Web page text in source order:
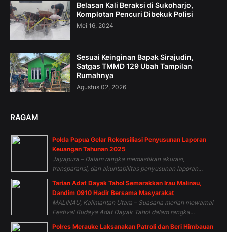
Belasan Kali Beraksi di Sukoharjo,
Komplotan Pencuri Dibekuk Polisi
Mei 16, 2024
Sesuai Keinginan Bapak Sirajudin,
Satgas TMMD 129 Ubah Tampilan
Rumahnya
Agustus 02, 2026
RAGAM
Polda Papua Gelar Rekonsiliasi Penyusunan Laporan
Keuangan Tahunan 2025
Jayapura – Dalam rangka memastikan akurasi,
transparansi, dan akuntabilitas penyusunan laporan...
Tarian Adat Dayak Tahol Semarakkan Irau Malinau,
Dandim 0910 Hadir Bersama Masyarakat
MALINAU, Kalimantan Utara – Suasana meriah mewarnai
Festival Budaya Adat Dayak Tahol dalam rangka...
Polres Merauke Laksanakan Patroli dan Beri Himbauan